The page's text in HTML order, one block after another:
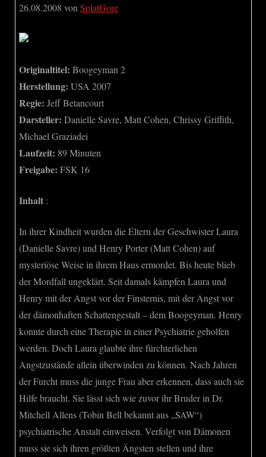
26.08.2008 vonSplatGore
Originaltitel: Boogeyman 2
Herstellung:USA 2007
Regie: Jeff Betancourt
Darsteller: Danielle Savre, Matt Cohen, Chrissy Griffith,
Michael Graziadei
Laufzeit: 89 Minuten
Freigabe: FSK 16
Inhalt :
In ihrer Kindheit wurden die Eltern der Geschwister Laura
(Danielle Savre) und Henry Porter (Matt Cohen) auf
mysteriöse Weise in ihrem Haus ermordet. Bis heute blieb
der Mordfall ungeklärt. Seit damals kämpfen Laura und
Henry mit der Angst vor der Finsternis, mit der Angst vor
der dämonhaften Schattengestalt – dem Boogeyman. Henry
konnte durch eine Therapie in einer Psychiatrie geholfen
werden. Doch Laura glaubte ihre fürchterlichen
Angstzustände allein überwinden zu können. Nach Jahren
der Furcht muss die junge Frau aber erkennen, dass auch sie
Hilfe braucht. Sie lässt sich wie zuvor ihr Bruder in Dr.
Mitchell Allens (Tobin Bell bekannt aus „SAW“)
psychiatrische Anstalt einweisen. Verfolgt von Dämonen
muss sie sich ihren größten Ängsten stellen und ihre